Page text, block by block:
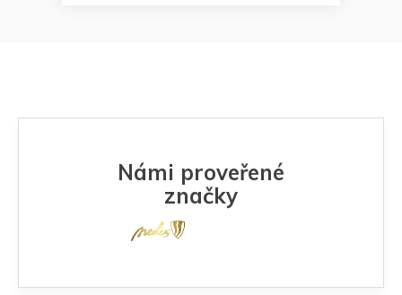
Námi proveřené
značky